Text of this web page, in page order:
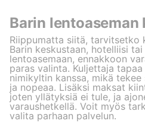
Barin
Riippumatta siitä, tarvitsetko
Barin keskustaan, hotelliisi
lentoasemaan, ennakkoon
paras valinta. Kuljettaja
nimikyltin kanssa, mikä
ja nopeaa. Lisäksi maksat
joten yllätyksiä ei tule, ja
varaushetkellä. Voit myös
valita parhaan palvelun.